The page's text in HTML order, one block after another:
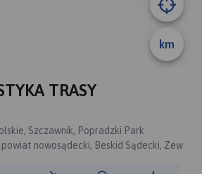
km
TRASY
Szczawnik, Popradzki Park
nowosądecki, Beskid Sądecki, Zew